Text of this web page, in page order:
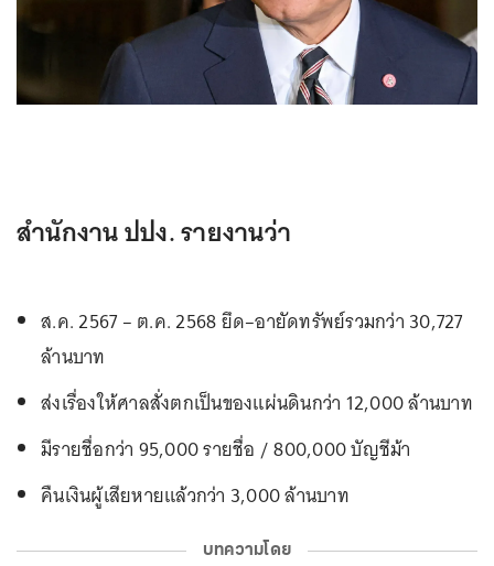
สำนักงาน ปปง. รายงานว่า
ส.ค. 2567 – ต.ค. 2568 ยึด–อายัดทรัพย์รวมกว่า 30,727
ล้านบาท
ส่งเรื่องให้ศาลสั่งตกเป็นของแผ่นดินกว่า 12,000 ล้านบาท
มีรายชื่อกว่า 95,000 รายชื่อ / 800,000 บัญชีม้า
คืนเงินผู้เสียหายแล้วกว่า 3,000 ล้านบาท
บทความโดย